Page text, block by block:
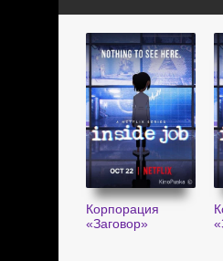
Корпорация
«Заговор»